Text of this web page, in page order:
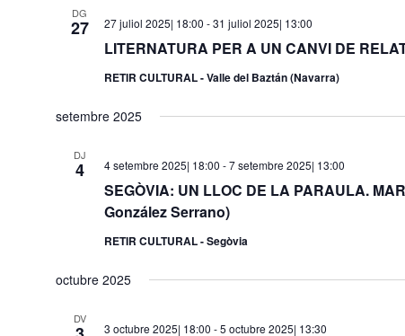
DG
27
LITERNATURA PER A UN CANVI DE
27 juliol 2025| 18:00 -31 juliol 2025| 13:00
RETIR CULTURAL - Valle del Baztán (Navarra)
setembre 2025
DJ
4
SEGÒVIA: UN LLOC DE LA PARAULA.
González Serrano)
4 setembre 2025| 18:00 -7 setembre 2025| 13:00
RETIR CULTURAL - Segòvia
octubre 2025
DV
3 octubre 2025| 18:00 -5 octubre 2025| 13:30